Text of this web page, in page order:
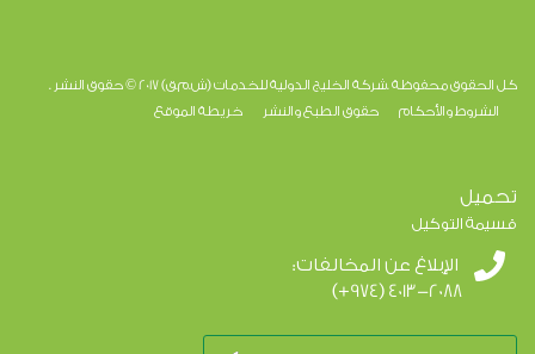
كل الحقوق محفوظة .شركة الخليج الدولية للخدمات (ش.م.ق) 2017 © حقوق النشر .
الشروط والأحكام
حقوق الطبع والنشر خريطة الموقع
تحميل
قسيمة التوكيل
الإبلاغ عن المخالفات:
(+974) 4013-2088